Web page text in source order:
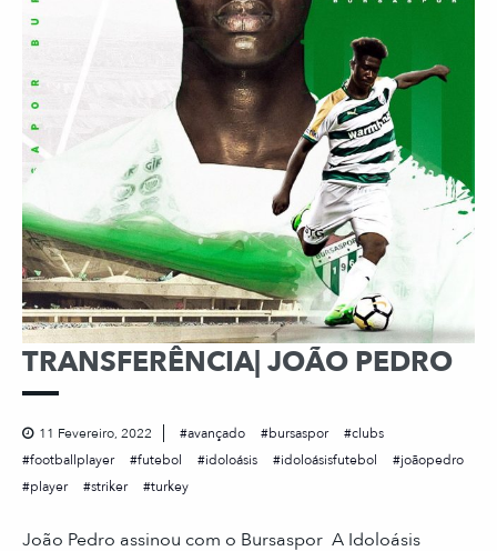
TRANSFERÊNCIA| JOÃO PEDRO
11 Fevereiro, 2022 avançado bursaspor
clubs
footballplayer
futebol idoloásis idoloásisfutebol
joãopedro
player
striker turkey
João Pedro assinou com o Bursaspor A Idoloásis